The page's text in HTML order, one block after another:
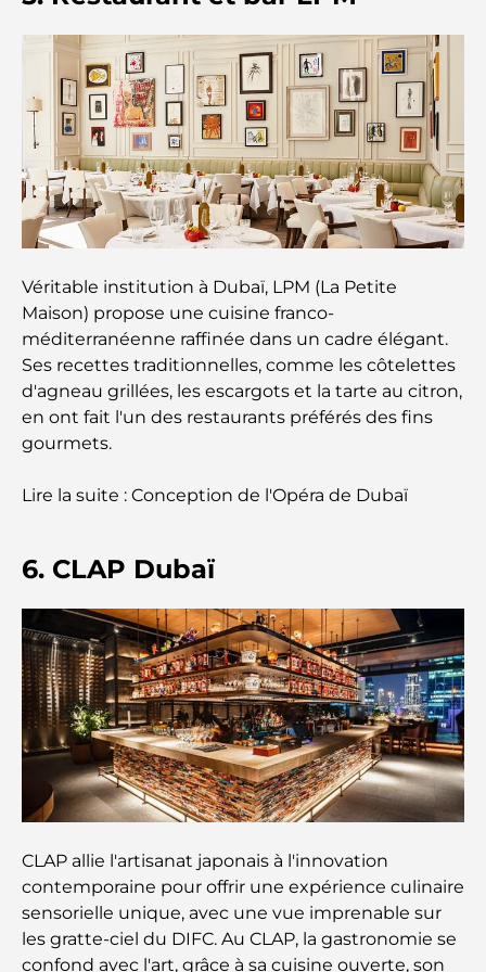
À la découverte des marques de montres les plus
chères au monde
Les quartiers les plus chers de Dubaï pour vivre
dans le luxe
Les célébrités internationales les plus en vue qui
vivent à Dubaï
Les meilleurs restaurants avec vue sur le Burj
Khalifa pour une expérience culinaire mémorable
Écoles américaines à Dubaï : Guide complet pour
les parents
meilleures façons de profiter de la ville
architecturales de la ville
Les meilleures écoles de Dubaï pour les expatriés :
un guide complet pour les parents
Soins de santé de classe mondiale : les meilleurs
hôpitaux d’Abu Dhabi
Qu’est-ce qu’Ejari aux Émirats arabes unis ? Guide
complet pour les locataires et les propriétaires
Banques internationales à Dubaï : Votre guide
complet des services bancaires mondiaux
Bars du centre-ville de Dubaï : Guide complet des
lieux les plus branchés de la ville
Véritable institution à Dubaï, LPM (La Petite
Maison) propose une cuisine franco-
méditerranéenne raffinée dans un cadre élégant.
Ses recettes traditionnelles, comme les côtelettes
d'agneau grillées, les escargots et la tarte au citron,
en ont fait l'un des restaurants préférés des fins
gourmets.
Lire la suite : Conception de l'Opéra de Dubaï
6. CLAP Dubaï
CLAP allie l'artisanat japonais à l'innovation
contemporaine pour offrir une expérience culinaire
sensorielle unique, avec une vue imprenable sur
les gratte-ciel du DIFC. Au CLAP, la gastronomie se
confond avec l'art, grâce à sa cuisine ouverte, son